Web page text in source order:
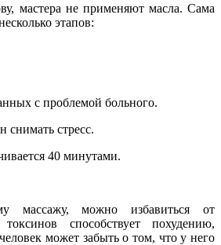
мастера не применяют масла. Сама
этапов:
с проблемой больного.
снимать стресс.
40 минутами.
массажу, можно избавиться от
способствует похудению,
может забыть о том, что у него